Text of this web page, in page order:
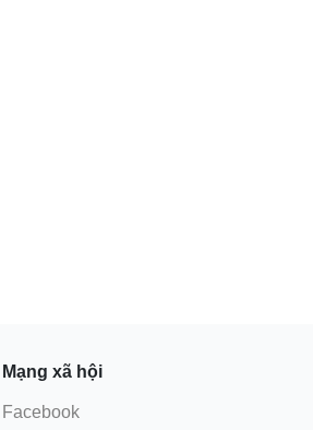
Mạng xã hội
Facebook